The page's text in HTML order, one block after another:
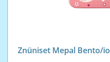
Znüniset Mepal Bento/